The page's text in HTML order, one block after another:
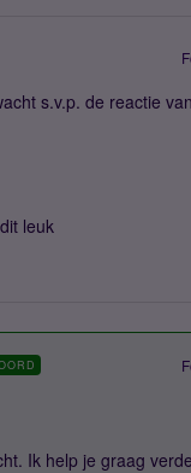
s.v.p. de reactie
leuk
Ik help je graag